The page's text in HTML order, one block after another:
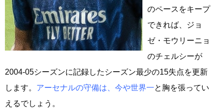
のペースをキープ
できれば、ジョ
ゼ・モウリーニョ
のチェルシーが
2004-05シーズンに記録したシーズン最少の15失点を更新
します。 アーセナルの守備は、今や世界一と胸を張ってい
えるでしょう。